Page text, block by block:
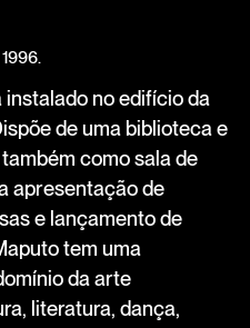
instalado no edifício da
de uma biblioteca e
como sala de
apresentação de
e lançamento de
tem uma
da arte
literatura, dança,